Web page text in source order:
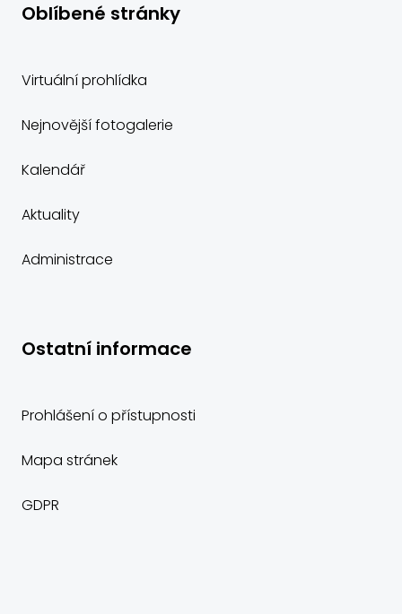
Oblíbené stránky
Virtuální prohlídka
Nejnovější fotogalerie
Kalendář
Aktuality
Administrace
Ostatní informace
Prohlášení o přístupnosti
Mapa stránek
GDPR